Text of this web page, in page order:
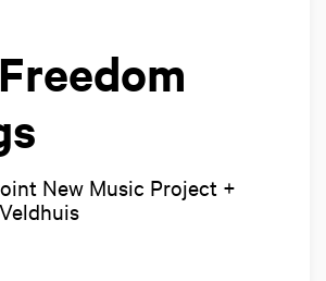
New Music Project +